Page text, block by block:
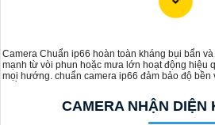
Camera Chuẩn ip66 hoàn toàn kháng bụi bẩn
mạnh từ vòi phun hoặc mưa lớn hoạt động hiệu
mọi hướng. chuẩn camera ip66 đảm bảo độ bền
CAMERA NHẬN DIỆN